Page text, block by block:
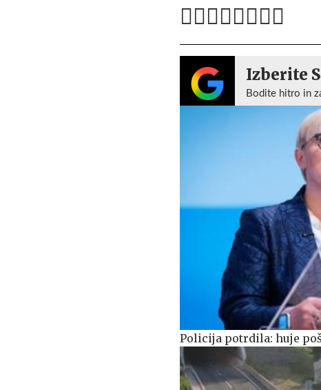
Izberite
Bodite hitro in
Policija potrdila: huje